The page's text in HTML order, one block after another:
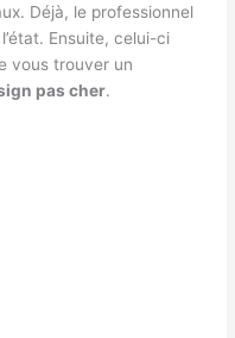
Déjà, le professionnel
Ensuite, celui-ci
vous trouver un
pas cher.